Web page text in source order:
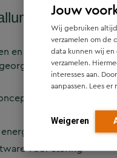
Jouw
Wij gebruiken
verzamelen om de
data kunnen wij
verzamelen.
interesses aan.
aanpassen. Lees er
Weigeren
en op te slaan,
geheel,
zijn:
voor sturing